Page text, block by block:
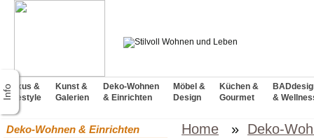
Luxus &
Lifestyle
Kunst &
Galerien
Deko-Wohnen
& Einrichten
Möbel &
Design
Küchen &
Gourmet
&
Deko-Wohnen & Einrichten Home » Deko-